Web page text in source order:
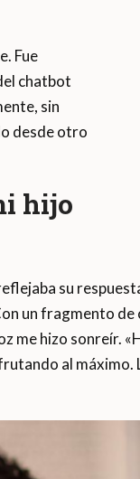
Fue
chatbot
sin
desde otro
hijo
su
un fragmento de
me hizo sonreír.
al máximo.